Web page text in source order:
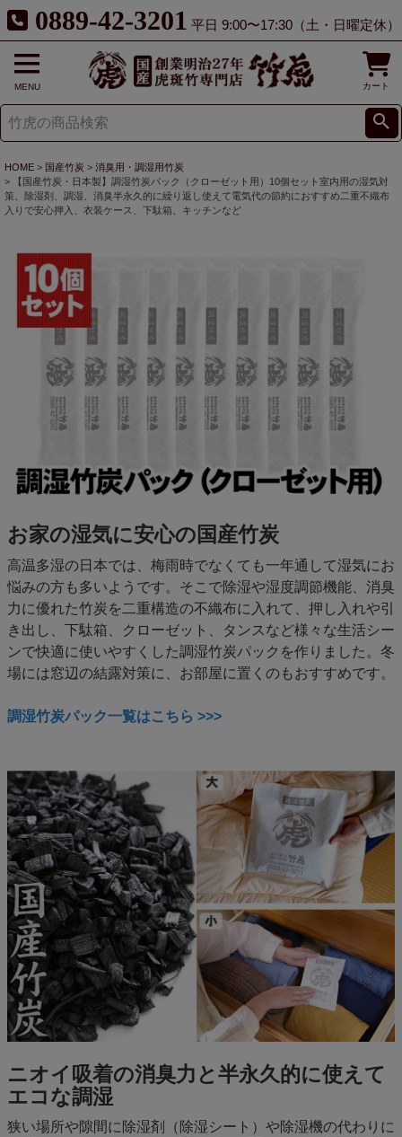
0889-42-3201 平日 9:00〜17:30（土・日曜定休）
MENU カート
HOME 国産竹炭
消臭用・調湿用竹炭
【国産竹炭・日本製】調湿竹炭パック（クローゼット用）10個セット室内用の湿気対
策、除湿剤、調湿、消臭半永久的に繰り返し使えて電気代の節約におすすめ二重不織布
入りで安心押入、衣装ケース、下駄箱、キッチンなど
お家の湿気に安心の国産竹炭
高温多湿の日本では、梅雨時でなくても一年通して湿気にお
悩みの方も多いようです。そこで除湿や湿度調節機能、消臭
力に優れた竹炭を二重構造の不織布に入れて、押し入れや引
き出し、下駄箱、クローゼット、タンスなど様々な生活シー
ンで快適に使いやすくした調湿竹炭パックを作りました。冬
場には窓辺の結露対策に、お部屋に置くのもおすすめです。
調湿竹炭パック一覧はこちら >>>
ニオイ吸着の消臭力と半永久的に使えて
エコな調湿
狭い場所や隙間に除湿剤（除湿シート）や除湿機の代わりに